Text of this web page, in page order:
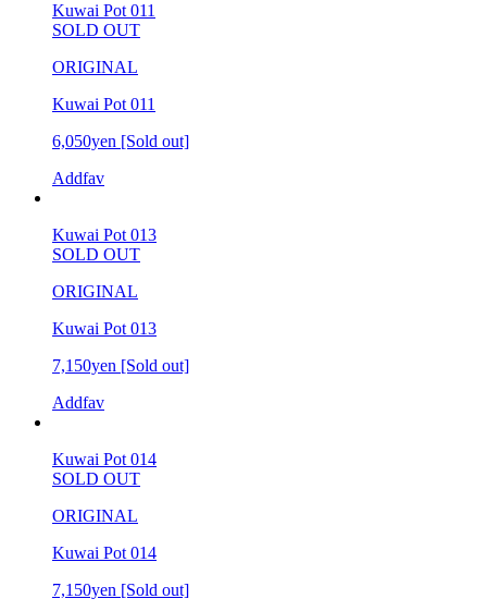
Kuwai Pot 011
SOLD OUT
ORIGINAL
Kuwai Pot 011
6,050yen [Sold out]
Addfav
Kuwai Pot 013
SOLD OUT
ORIGINAL
Kuwai Pot 013
7,150yen [Sold out]
Addfav
Kuwai Pot 014
SOLD OUT
ORIGINAL
Kuwai Pot 014
7,150yen [Sold out]